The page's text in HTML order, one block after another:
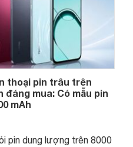
thoại pin trâu trên
đáng mua: Có mẫu pin
mAh
pin dung lượng trên 8000